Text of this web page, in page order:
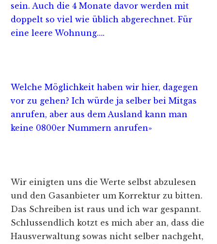
sein. Auch die 4 Monate davor werden mit
doppelt so viel wie üblich abgerechnet. Für
eine leere Wohnung….
Welche Möglichkeit haben wir hier, dagegen
vor zu gehen? Ich würde ja selber bei Mitgas
anrufen, aber aus dem Ausland kann man
keine 0800er Nummern anrufen»
Wir einigten uns die Werte selbst abzulesen
und den Gasanbieter um Korrektur zu bitten.
Das Schreiben ist raus und ich war gespannt.
Schlussendlich kotzt es mich aber an, dass die
Hausverwaltung sowas nicht selber nachgeht,